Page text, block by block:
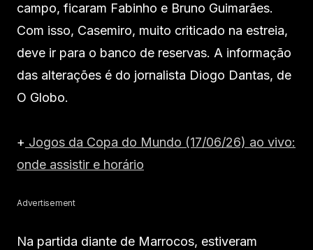
campo, ficaram Fabinho e Bruno Guimarães.
Com isso, Casemiro, muito criticado na estreia,
deve ir para o banco de reservas. A informação
das alterações é do jornalista Diogo Dantas, de
O Globo.
+ Jogos da Copa do Mundo (17/06/26) ao vivo:
onde assistir e horário
Advertisement
Na partida diante de Marrocos, estiveram